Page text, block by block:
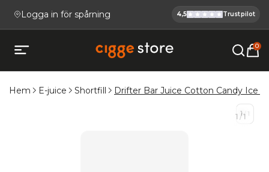
Logga in för spårning
Cigge.se
4,5 Trustpilot
Öppna mobilmeny
Köp E-cigg, E-juice, Snus &
0
Hem E-juice Shortfill Drifter Bar Juice Cotton Candy Ice
1 /1
1/ 1